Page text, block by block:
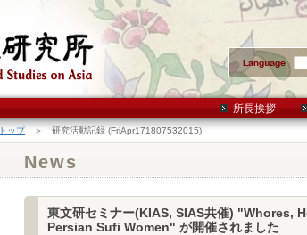
所長挨拶
トップ＞ 研究活動記録 (FriApr171807532015)
News
東文研セミナー(KIAS, SIAS共催)
Persian Sufi Women" が開催されました